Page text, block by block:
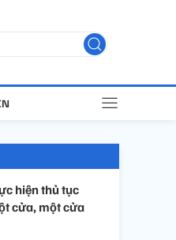
hiện thủ tục
cửa, một cửa